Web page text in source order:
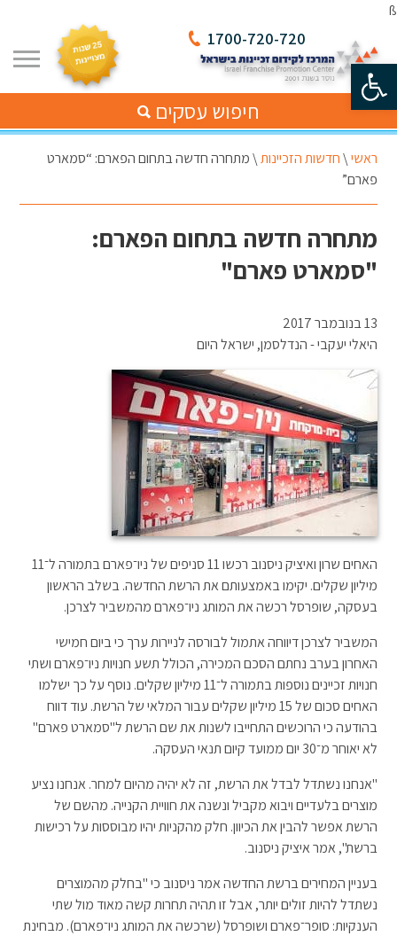
פתח סרגל נגישות
ß
1700-720-720
חיפוש עסקים
ראשי\חדשות הזכיינות\מתחרה חדשה בתחום הפארם: “סמארט
פארם”
מתחרה חדשה בתחום הפארם:
"סמארט פארם"
13 בנובמבר 2017
היאלי יעקבי - הנדלסמן, ישראל היום
האחים שרון ואיציק ניסנוב רכשו 11 סניפים של ניו־פארם בתמורה ל־11
מיליון שקלים. יקימו באמצעותם את הרשת החדשה. בשלב הראשון
בעסקה, שופרסל רכשה את המותג ניו־פארם מהמשביר לצרכן.
המשביר לצרכן דיווחה אתמול לבורסה לניירות ערך כי ביום חמישי
האחרון בערב נחתם הסכם המכירה, הכולל תשע חנויות ניו־פארם ושתי
חנויות זכיינים נוספות בתמורה ל־11 מיליון שקלים. נוסף על כך ישלמו
האחים סכום של 15 מיליון שקלים עבור המלאי של הרשת. עוד דווח
בהודעה כי הרוכשים התחייבו לשנות את שם הרשת ל"סמארט פארם"
לא יאוחר מ־30 יום ממועד קיום תנאי העסקה.
"אנחנו נשתדל לבדל את הרשת, זה לא יהיה מהיום למחר. אנחנו נציע
מוצרים בלעדיים ויבוא מקביל ונשנה את חוויית הקנייה. מהשם של
הרשת אפשר להבין את הכיוון. חלק מהקניות יהיו מבוססות על רכישות
ברשת", אמר איציק ניסנוב.
בעניין המחירים ברשת החדשה אמר ניסנוב כי "בחלק מהמוצרים
נשתדל להיות זולים יותר, אבל זו תהיה תחרות קשה מאוד מול שתי
הענקיות: סופר־פארם ושופרסל (שרכשה את המותג ניו־פארם). מבחינת